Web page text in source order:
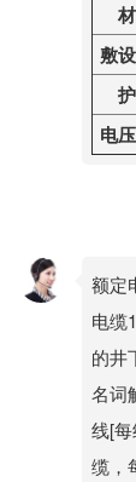
敷
电
额定
电缆
的井
名词
线[
缆，